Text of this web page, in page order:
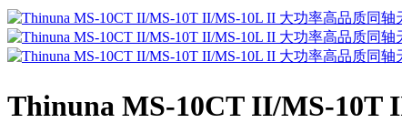
Thinuna MS-10CT II/MS-10T